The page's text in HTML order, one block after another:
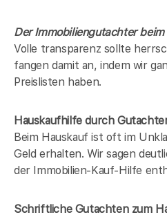
Der Immobiliengutachter
Volle transparenz sollte
fangen damit an, indem wir
Preislisten haben.
Hauskaufhilfe durch
Beim Hauskauf ist oft im
Geld erhalten. Wir sagen
der Immobilien-Kauf-Hilfe
Schriftliche Gutachten zum